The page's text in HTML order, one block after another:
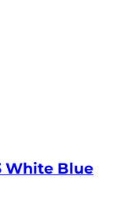
White Blue